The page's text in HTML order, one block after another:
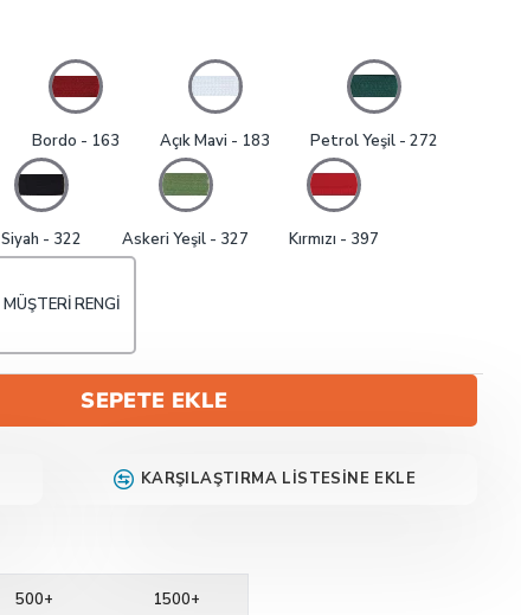
Bordo - 163 Açık Mavi - 183 Petrol Yeşil - 272
Siyah - 322 Askeri Yeşil - 327 Kırmızı - 397
MÜŞTERI RENGI
SEPETE EKLE
KARŞILAŞTIRMA LISTESINE EKLE
500+ 1500+